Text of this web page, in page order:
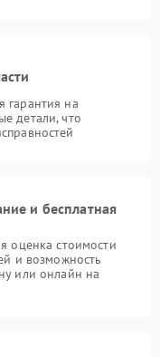
гарантия на
детали, что
и бесплатная
оценка стоимости
и возможность
или онлайн на